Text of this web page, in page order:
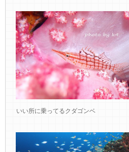
いい所に乗ってるクダゴンベ